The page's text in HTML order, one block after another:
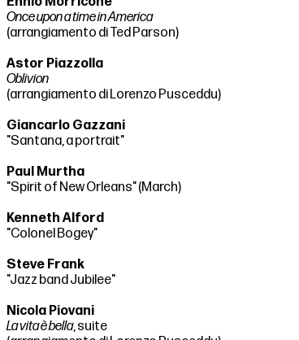
Once upon a time in America
(arrangiamento di Ted Parson)
Astor Piazzolla
Oblivion
(arrangiamento di Lorenzo Pusceddu)
Giancarlo Gazzani
"Santana, a portrait"
Paul Murtha
"Spirit of New Orleans" (March)
Kenneth Alford
"Colonel Bogey"
Steve Frank
"Jazz band Jubilee"
Nicola Piovani
La vita è bella, suite